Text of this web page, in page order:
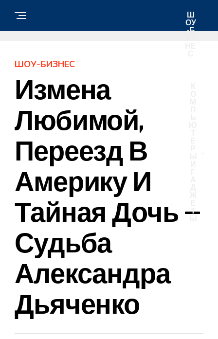
Ш
ОУ
-Б
Т
ШОУ-БИЗНЕС
Измена
Любимой,
Переезд В
Америку И
Тайная Дочь —
Судьба
Александра
Дьяченко